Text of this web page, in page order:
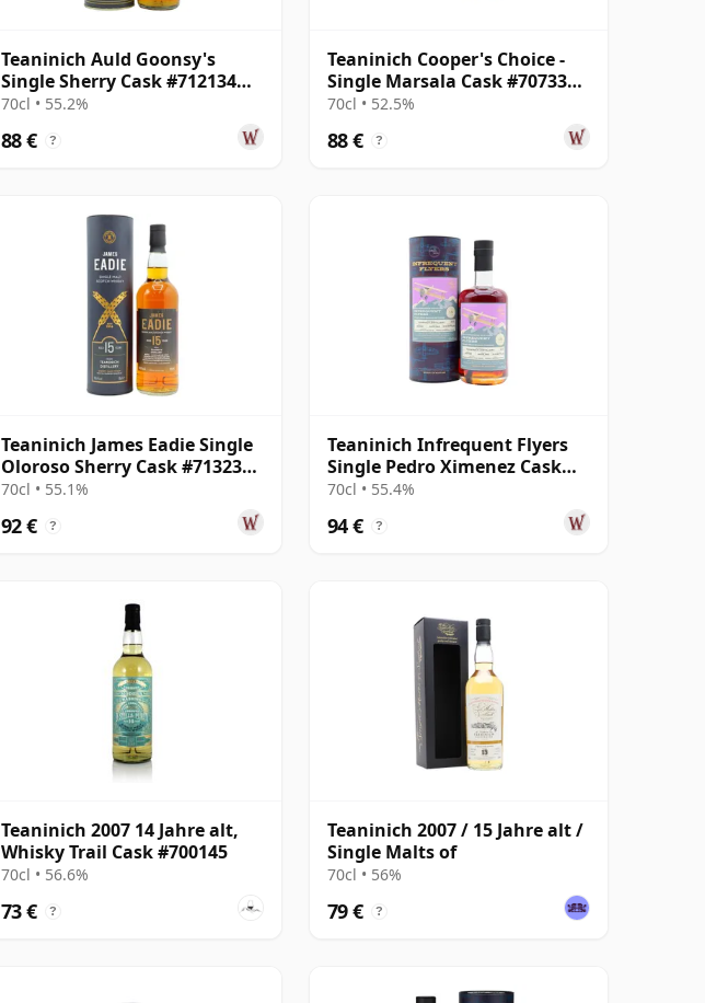
Teaninich Auld Goonsy's
Single Sherry Cask #712134
2009 12 Jahre alt
70cl • 55.2%
88 € ?
Teaninich Cooper's Choice -
Single Marsala Cask #707333
2010 12 Jahre alt
70cl • 52.5%
88 € ?
Teaninich James Eadie Single
Oloroso Sherry Cask #713230
2009 15 Jahre alt
70cl • 55.1%
92 € ?
Teaninich Infrequent Flyers
Single Pedro Ximenez Cask
#80518 2010 15 Jahre alt
70cl • 55.4%
94 € ?
Teaninich 2007 14 Jahre alt,
Whisky Trail Cask #700145
70cl • 56.6%
73 € ?
Teaninich 2007 / 15 Jahre alt /
Single Malts of
70cl • 56%
79 € ?